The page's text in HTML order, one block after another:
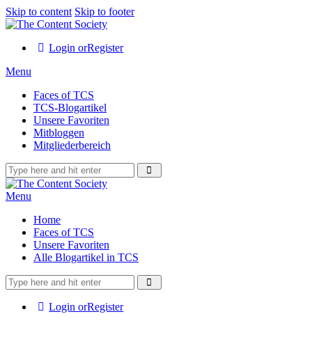
Skip to content Skip to footer
Login orRegister
Menu
Faces of TCS
TCS-Blogartikel
Unsere Favoriten
Mitbloggen
Mitgliederbereich
Menu
Home
Faces of TCS
Unsere Favoriten
Alle Blogartikel in TCS
Login orRegister